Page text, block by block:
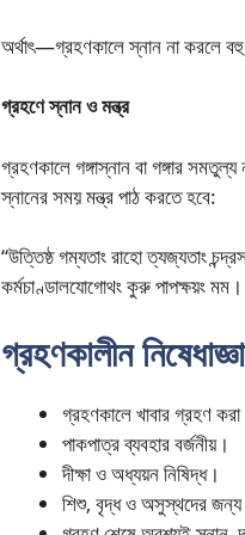
অর্থাৎ—গ্রহণকালে স্নান না করলে
গ্রহণে স্নান ও মন্ত্র
গ্রহণকালে গঙ্গাস্নান বা গঙ্গার
স্নানের সময় মন্ত্র পাঠ করতে হবে:
“উত্তিষ্ঠ গম্যতাং রাহো ত্যজ্যতাং
কর্মচাণ্ডালযোগোথং কুরু পাপক্ষয়ং
গ্রহণকালীন নিষেধাজ্ঞা
গ্রহণকালে খাবার গ্রহণ করা
পাকপাত্র ব্যবহার বর্জনীয়।
দীক্ষা ও অধ্যয়ন নিষিদ্ধ।
শিশু, বৃদ্ধ ও অসুস্থদের জন্য